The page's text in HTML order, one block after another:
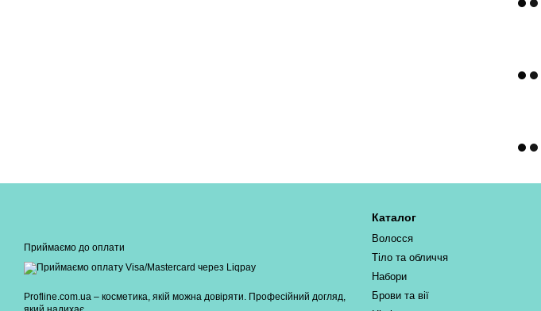
Приймаємо до оплати
Profline.com.ua – косметика, якій можна довіряти. Професійний догляд,
Каталог
Волосся
Тіло та обличчя
Набори
Брови та вії